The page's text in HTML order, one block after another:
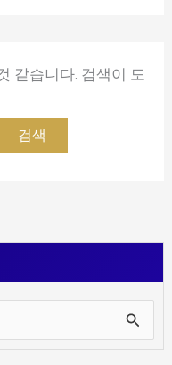
같습니다. 검색이 도